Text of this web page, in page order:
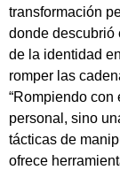
transformación
donde descubrió
de la identidad
romper las
“Rompiendo con
personal, sino
tácticas de
ofrece